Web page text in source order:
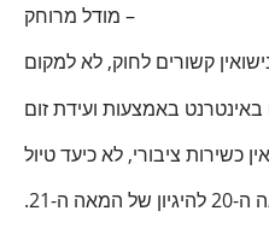
– מודל מרוחק
קשורים לחוק, לא למקום
באמצעות ועידת זום
כשירות ציבורי, לא כיעד טיול